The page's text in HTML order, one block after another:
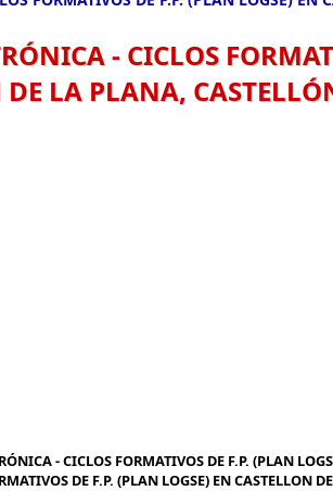
- CICLOS
DE LA PLANA,
- CICLOS FORMATIVOS DE F.P. (PLAN
DE F.P. (PLAN LOGSE) EN CASTELLON